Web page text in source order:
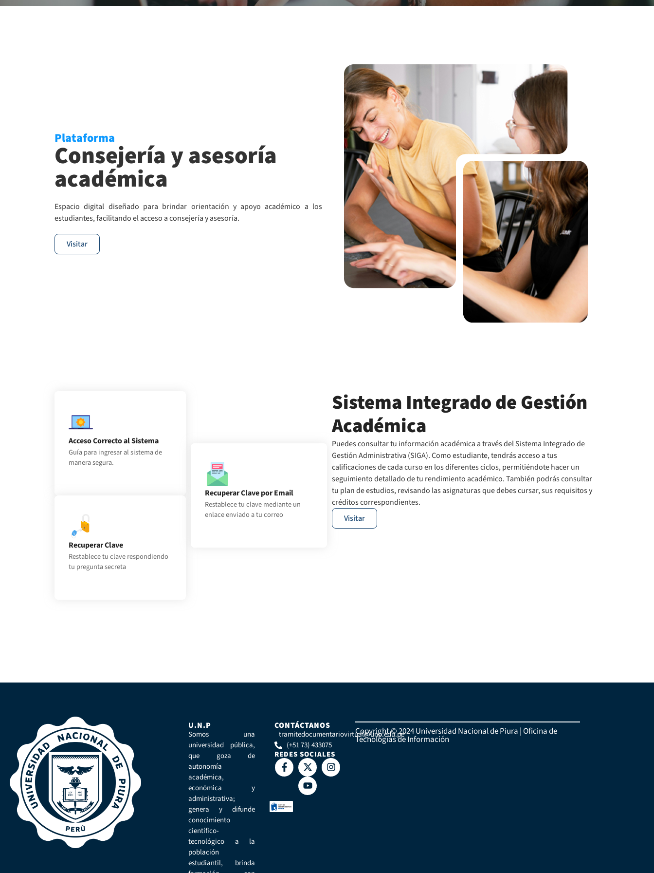
Plataforma
Consejería y asesoría
académica
Espacio digital diseñado para brindar orientación y apoyo académico a los
estudiantes, facilitando el acceso a consejería y asesoría.
Visitar
Acceso Correcto al Sistema
Guía para ingresar al sistema de
manera segura.
Acceso Correcto al Sistema
Recuperar Clave
Restablece tu clave respondiendo
tu pregunta secreta
Recuperar Clave
Recuperar Clave por Email
Restablece tu clave mediante un
enlace enviado a tu correo
Recuperar Clave por Email
Sistema Integrado de Gestión
Académica
Puedes consultar tu información académica a través del Sistema Integrado de
Gestión Administrativa (SIGA). Como estudiante, tendrás acceso a tus
calificaciones de cada curso en los diferentes ciclos, permitiéndote hacer un
seguimiento detallado de tu rendimiento académico. También podrás consultar
tu plan de estudios, revisando las asignaturas que debes cursar, sus requisitos y
créditos correspondientes.
Visitar
U.N.P
Somos una
universidad pública,
que goza de
autonomía
académica,
económica y
administrativa;
genera y difunde
conocimiento
científico-
tecnológico a la
población
estudiantil, brinda
CONTÁCTANOS
tramitedocumentariovirtual@unp.edu.pe
(+51 73) 433075
REDES SOCIALES
Copyright © 2024 Universidad Nacional de Piura | Oficina de
Tecnologías de Información